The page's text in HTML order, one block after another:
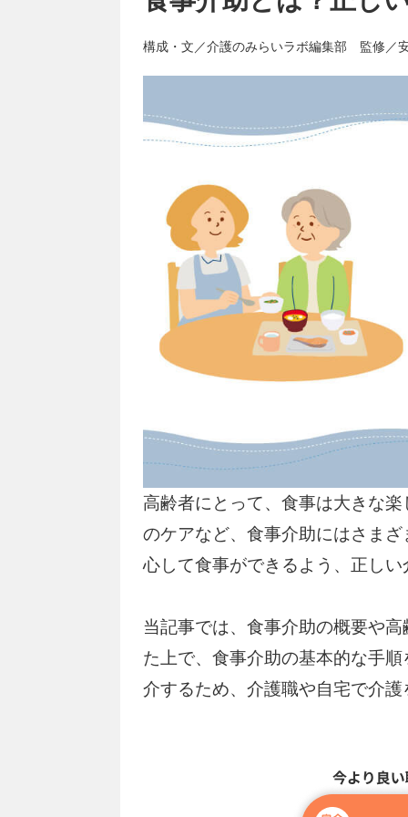
構成・文／介護のみらいラボ編集部 監修／
高齢者にとって、食事は大きな
のケアなど、食事介助にはさま
心して食事ができるよう、正し
当記事では、食事介助の概要や
た上で、食事介助の基本的な手
介するため、介護職や自宅で介